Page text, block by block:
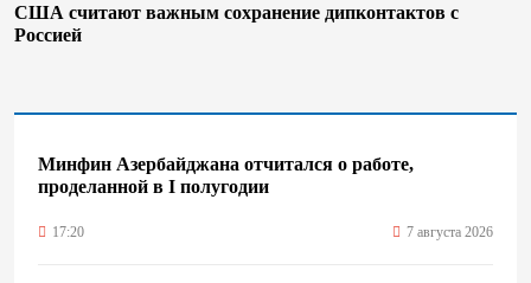
США считают важным сохранение дипконтактов с
Россией
Минфин Азербайджана отчитался о работе,
проделанной в I полугодии
17:20 7 августа 2026